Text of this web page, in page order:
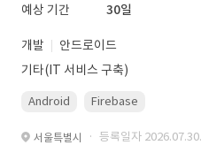
예상 기간
30일
개발
안드로이드
기타(IT 서비스 구축)
Android Firebase
서울특별시 · 등록일자 2026.07.30.